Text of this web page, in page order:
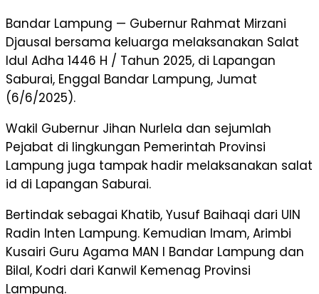
Bandar Lampung — Gubernur Rahmat Mirzani
Djausal bersama keluarga melaksanakan Salat
Idul Adha 1446 H / Tahun 2025, di Lapangan
Saburai, Enggal Bandar Lampung, Jumat
(6/6/2025).
Wakil Gubernur Jihan Nurlela dan sejumlah
Pejabat di lingkungan Pemerintah Provinsi
Lampung juga tampak hadir melaksanakan salat
id di Lapangan Saburai.
Bertindak sebagai Khatib, Yusuf Baihaqi dari UIN
Radin Inten Lampung. Kemudian Imam, Arimbi
Kusairi Guru Agama MAN I Bandar Lampung dan
Bilal, Kodri dari Kanwil Kemenag Provinsi
Lampung.